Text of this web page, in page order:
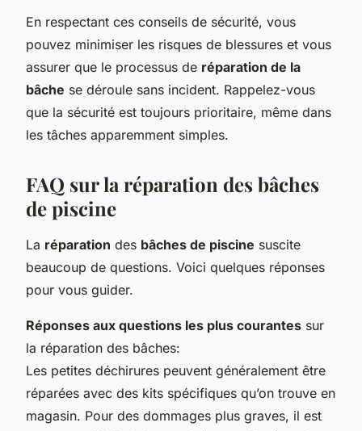
En respectant ces conseils de sécurité, vous
pouvez minimiser les risques de blessures et vous
assurer que le processus de réparation de la
bâche se déroule sans incident. Rappelez-vous
que la sécurité est toujours prioritaire, même dans
les tâches apparemment simples.
FAQ sur la réparation des bâches
de piscine
La réparation des bâches de piscine suscite
beaucoup de questions. Voici quelques réponses
pour vous guider.
Réponses aux questions les plus courantes sur
la réparation des bâches:
Les petites déchirures peuvent généralement être
réparées avec des kits spécifiques qu’on trouve en
magasin. Pour des dommages plus graves, il est